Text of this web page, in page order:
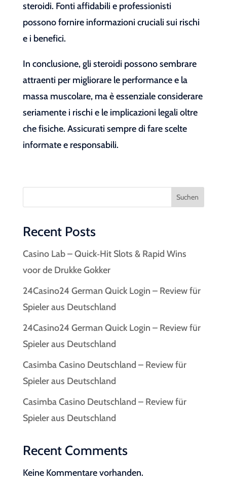
steroidi. Fonti affidabili e professionisti
possono fornire informazioni cruciali sui rischi
e i benefici.
In conclusione, gli steroidi possono sembrare
attraenti per migliorare le performance e la
massa muscolare, ma è essenziale considerare
seriamente i rischi e le implicazioni legali oltre
che fisiche. Assicurati sempre di fare scelte
informate e responsabili.
Suchen
Recent Posts
Casino Lab – Quick‑Hit Slots & Rapid Wins
voor de Drukke Gokker
24Casino24 German Quick Login – Review für
Spieler aus Deutschland
24Casino24 German Quick Login – Review für
Spieler aus Deutschland
Casimba Casino Deutschland – Review für
Spieler aus Deutschland
Casimba Casino Deutschland – Review für
Spieler aus Deutschland
Recent Comments
Keine Kommentare vorhanden.